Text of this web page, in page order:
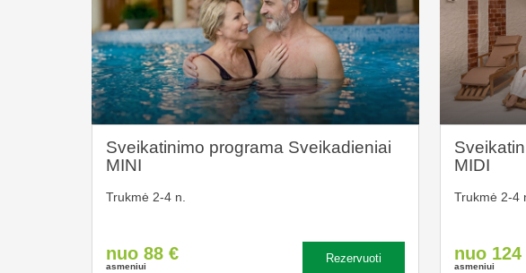
Sveikatinimo programa Sveikadieniai
MINI
Trukmė 2-4 n.
nuo 88 €
asmeniui
Rezervuoti
MIDI
Trukmė 2-4
nuo 124
asmeniui